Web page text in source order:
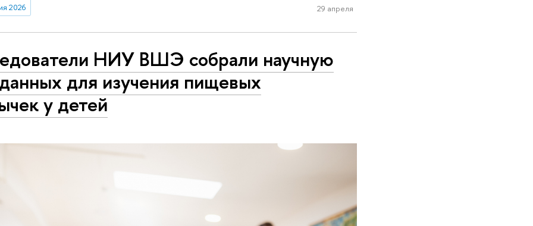
2026 29 апреля
НИУ ВШЭ собрали научную
для изучения пищевых
у детей